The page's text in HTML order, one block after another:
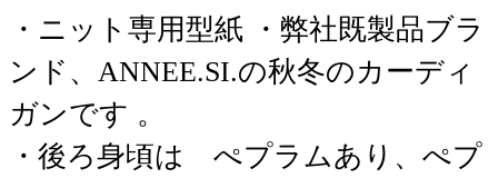
・ニット専用型紙 ・弊社既製品ブラ
ンド、ANNEE.SI.の秋冬のカーディ
ガンです 。
・後ろ身頃は ぺプラムあり、ぺプ